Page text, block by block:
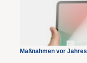
Maßnahmen vor